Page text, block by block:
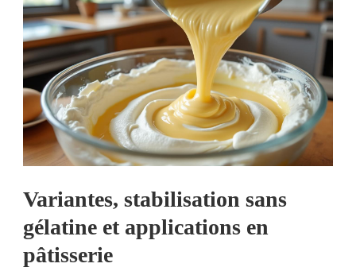
Variantes, stabilisation sans
gélatine et applications en
pâtisserie